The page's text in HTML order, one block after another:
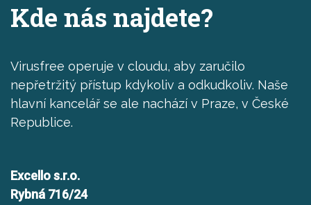
Kde nás najdete?
Virusfree operuje v cloudu, aby zaručilo
nepřetržitý přístup kdykoliv a odkudkoliv. Naše
hlavní kancelář se ale nachází v Praze, v České
Republice.
Excello s.r.o.
Rybná 716/24